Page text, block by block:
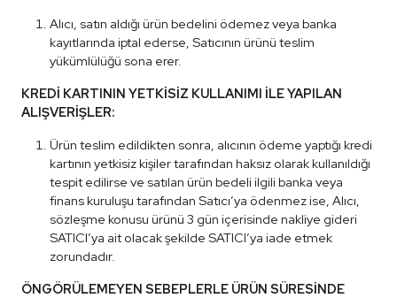
Alıcı, satın aldığı ürün bedelini ödemez veya banka
kayıtlarında iptal ederse, Satıcının ürünü teslim
yükümlülüğü sona erer.
KREDİ KARTININ YETKİSİZ KULLANIMI İLE YAPILAN
ALIŞVERİŞLER:
Ürün teslim edildikten sonra, alıcının ödeme yaptığı kredi
kartının yetkisiz kişiler tarafından haksız olarak kullanıldığı
tespit edilirse ve satılan ürün bedeli ilgili banka veya
finans kuruluşu tarafından Satıcı’ya ödenmez ise, Alıcı,
sözleşme konusu ürünü 3 gün içerisinde nakliye gideri
SATICI’ya ait olacak şekilde SATICI’ya iade etmek
zorundadır.
ÖNGÖRÜLEMEYEN SEBEPLERLE ÜRÜN SÜRESİNDE